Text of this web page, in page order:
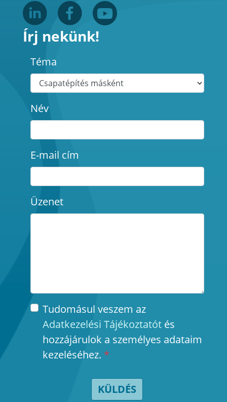
Írj nekünk!
Téma
Név
E-mail cím
Üzenet
Tudomásul veszem az
Adatkezelési Tájékoztatótés
hozzájárulok a személyes adataim
kezeléséhez. *
KÜLDÉS